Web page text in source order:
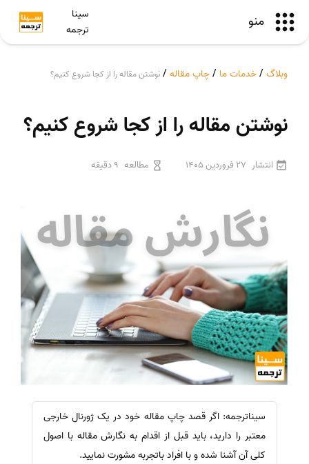
منو
سینا
ترجمه
وبلاگ /خدمات ما /چاپ مقاله / نوشتن مقاله را از کجا شروع کنیم؟
نوشتن مقاله را از کجا شروع کنیم؟
انتشار 27 فروردین 1405 مطالعه 9 دقیقه
سیناترجمه: اگر قصد چاپ مقاله خود در یک ژورنال خارجی
معتبر را دارید، باید قبل از اقدام به نگارش مقاله با اصول
کلی آن آشنا شده و با افراد باتجربه مشورت نمایید.